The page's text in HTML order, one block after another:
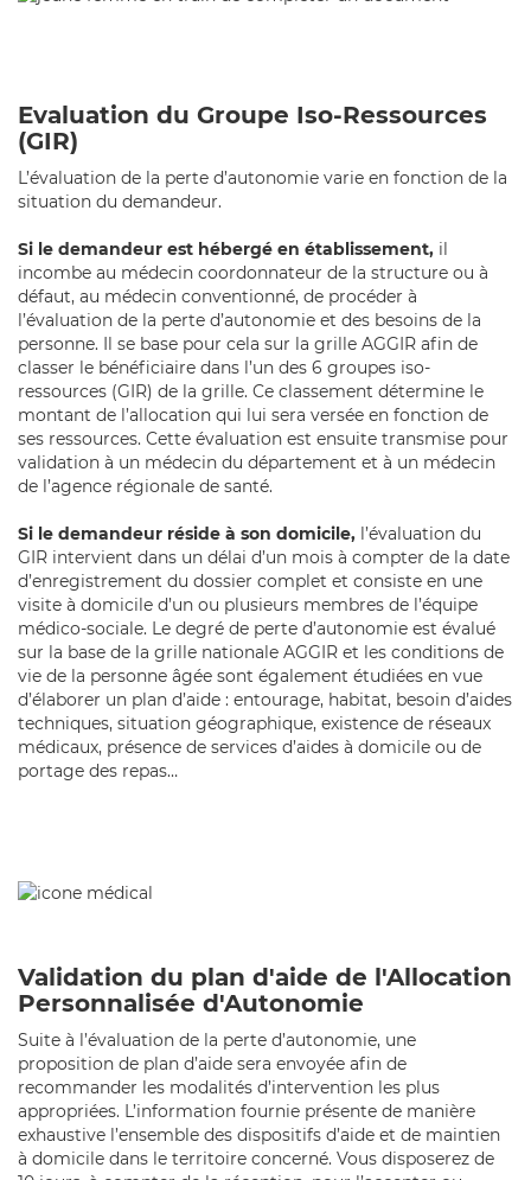
Evaluation du Groupe Iso-Ressources
(GIR)
L’évaluation de la perte d’autonomie varie en fonction de la
situation du demandeur.
Si le demandeur est hébergé en établissement, il
incombe au médecin coordonnateur de la structure ou à
défaut, au médecin conventionné, de procéder à
l’évaluation de la perte d’autonomie et des besoins de la
personne. Il se base pour cela sur la grille AGGIR afin de
classer le bénéficiaire dans l’un des 6 groupes iso-
ressources (GIR) de la grille. Ce classement détermine le
montant de l’allocation qui lui sera versée en fonction de
ses ressources. Cette évaluation est ensuite transmise pour
validation à un médecin du département et à un médecin
de l’agence régionale de santé.
Si le demandeur réside à son domicile, l’évaluation du
GIR intervient dans un délai d’un mois à compter de la date
d’enregistrement du dossier complet et consiste en une
visite à domicile d’un ou plusieurs membres de l’équipe
médico-sociale. Le degré de perte d’autonomie est évalué
sur la base de la grille nationale AGGIR et les conditions de
vie de la personne âgée sont également étudiées en vue
d’élaborer un plan d’aide : entourage, habitat, besoin d’aides
techniques, situation géographique, existence de réseaux
médicaux, présence de services d’aides à domicile ou de
portage des repas…
Validation du plan d'aide de l'Allocation
Personnalisée d'Autonomie
Suite à l’évaluation de la perte d’autonomie, une
proposition de plan d’aide sera envoyée afin de
recommander les modalités d’intervention les plus
appropriées. L’information fournie présente de manière
exhaustive l’ensemble des dispositifs d’aide et de maintien
à domicile dans le territoire concerné. Vous disposerez de